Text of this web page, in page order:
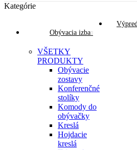
Kategórie
Obývacia izba
VŠETKY
PRODUKTY
Obývacie
zostavy
Konferenčné
stolíky
Komody do
obývačky
Kreslá
Hojdacie
kreslá